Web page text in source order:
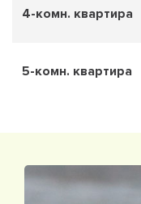
4-комн. квартира
5-комн. квартира